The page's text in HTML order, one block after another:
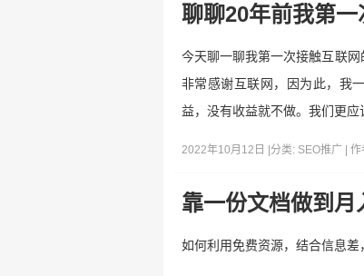
聊聊20年前我第
今天聊一聊我第一次接触互联
非常感谢互联网，因为此，我
益，没有收益就不做。我们更应
2022年10月12日 | 分类: SEO推广 |
靠一份文档做到月
如何利用免费资源，结合信息差